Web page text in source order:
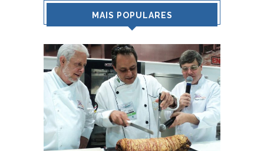
MAIS POPULARES